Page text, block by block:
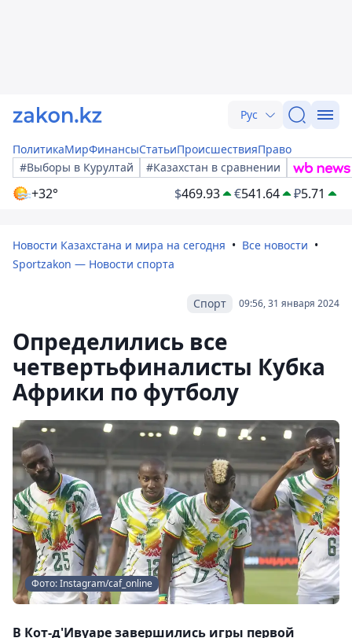
Рус
ПолитикаМирФинансыСтатьиПроисшествияПраво
#Выборы в Курултай
#Казахстан в сравнении
+32° $469.93 €541.64 ₽5.71
Новости Казахстана и мира на сегодня
Все новости
Sportzakon — Новости спорта
09:56, 31 января 2024
Спорт
Определились все
четвертьфиналисты Кубка
Африки по футболу
Фото: Instagram/caf_online
В Кот-д'Ивуаре завершились игры первой